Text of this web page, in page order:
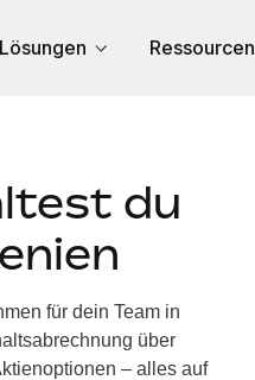
Lösungen Ressourcen
du
für dein Team in
über
– alles auf